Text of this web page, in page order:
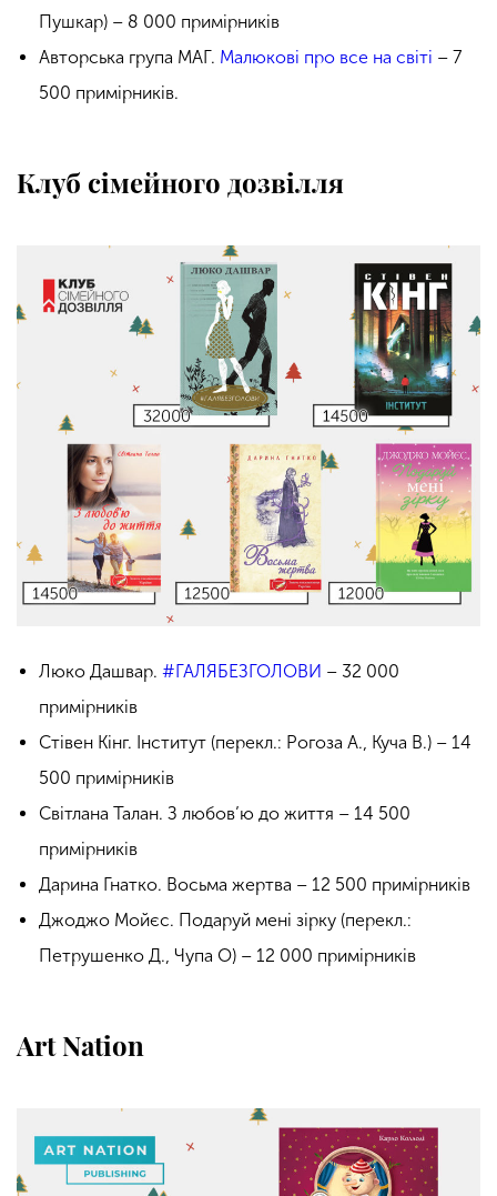
Пушкар) – 8 000 примірників
Авторська група МАГ. Малюкові про все на світі – 7
500 примірників.
Клуб сімейного дозвілля
Люко Дашвар. #ГАЛЯБЕЗГОЛОВИ – 32 000
примірників
Стівен Кінг. Інститут (перекл.: Рогоза А., Куча В.) – 14
500 примірників
Світлана Талан. З любов’ю до життя – 14 500
примірників
Дарина Гнатко. Восьма жертва – 12 500 примірників
Джоджо Мойєс. Подаруй мені зірку (перекл.:
Петрушенко Д., Чупа О) – 12 000 примірників
Art Nation